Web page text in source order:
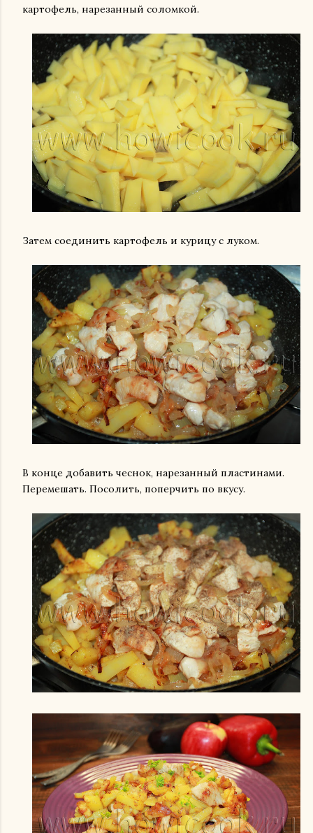
картофель, нарезанный соломкой.
Затем соединить картофель и курицу с луком.
В конце добавить чеснок, нарезанный пластинами.
Перемешать. Посолить, поперчить по вкусу.